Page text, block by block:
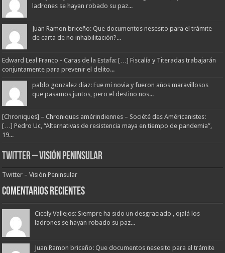
ladrones se hayan robado su paz...
Juan Ramon briceño: Que documentos nesesito para el trámite
de carta de no inhabilitación?...
Edward Leal Franco - Caras de la Estafa: […] Fiscalía y Titeradas trabajarán
conjuntamente para prevenir el delito...
pablo gonzalez diaz: Fue mi novia y fueron años maravillosos
que pasamos juntos, pero el destino nos...
[Chroniques] – Chroniques amérindiennes – Société des Américanistes:
[…] Pedro Uc, “Alternativas de resistencia maya en tiempo de pandemia”,
19...
Twitter – Visión Peninsular
Twitter – Visión Peninsular
Comentarios Recientes
Cicely Vallejos: Siempre ha sido un desgraciado , ojalá los
ladrones se hayan robado su paz...
Juan Ramon briceño: Que documentos nesesito para el trámite